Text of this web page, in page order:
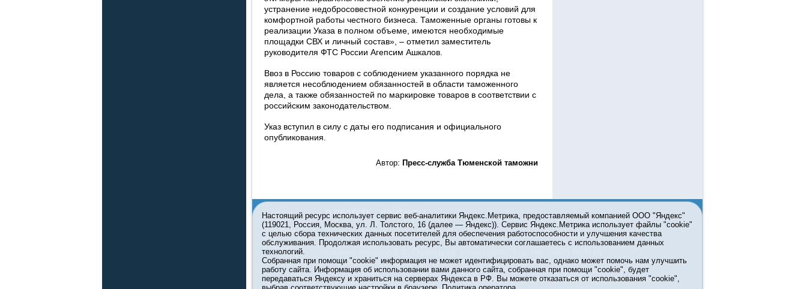
устранение недобросовестной конкуренции и создание условий для
комфортной работы честного бизнеса. Таможенные органы готовы к
реализации Указа в полном объеме, имеются необходимые
площадки СВХ и личный состав», – отметил заместитель
руководителя ФТС России Агепсим Ашкалов.
Ввоз в Россию товаров с соблюдением указанного порядка не
является несоблюдением обязанностей в области таможенного
дела, а также обязанностей по маркировке товаров в соответствии с
российским законодательством.
Указ вступил в силу с даты его подписания и официального
опубликования.
Автор: Пресс-служба Тюменской таможни
О ПРОЕКТЕ КОНТАКТЫ
© 2001-2026 Сетевое издание Тюмень Медиа. При использовании материалов ссылка
обязательна.
Информационная лента выходит при финансовой поддержке правительства Тюменской
области. Свидетельство о регистрации СМИ ЭЛ №ФС 77-67413 от 13.10.2016 выдано
Федеральной службой по надзору в сфере связи, информационных технологий и массовых
Настоящий ресурс использует сервис веб-аналитики Яндекс.Метрика, предоставляемый компанией ООО "Яндекс"
(119021, Россия, Москва, ул. Л. Толстого, 16 (далее — Яндекс)). Сервис Яндекс.Метрика использует файлы "cookie"
с целью сбора технических данных посетителей для обеспечения работоспособности и улучшения качества
обслуживания. Продолжая использовать ресурс, Вы автоматически соглашаетесь с использованием данных
технологий.
Собранная при помощи "cookie" информация не может идентифицировать вас, однако может помочь нам улучшить
работу сайта. Информация об использовании вами данного сайта, собранная при помощи "cookie", будет
передаваться Яндексу и храниться на серверах Яндекса в РФ. Вы можете отказаться от использования "cookie",